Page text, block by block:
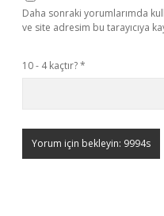
Daha sonraki yorumlarımda
ve site adresim bu tarayıcıya
10 - 4 kaçtır?*